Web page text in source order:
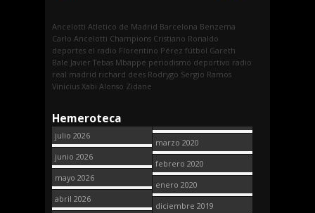
Ancelotti Atletico de Madrid Barcelona Benzema
Carlo Ancelotti Champions Cristiano Ronaldo
deportes el radio Florentino Pérez fútbol Gareth
Bale Javier Tebas Mbappe periodismo deportivo radio
real madrid richard dees Rodrygo Sergio Ramos
Vinicius Xabi Alonso Zidane
Hemeroteca
julio 2026
junio 2026
mayo 2026
abril 2026
marzo 2020
febrero 2020
enero 2020
diciembre 2019